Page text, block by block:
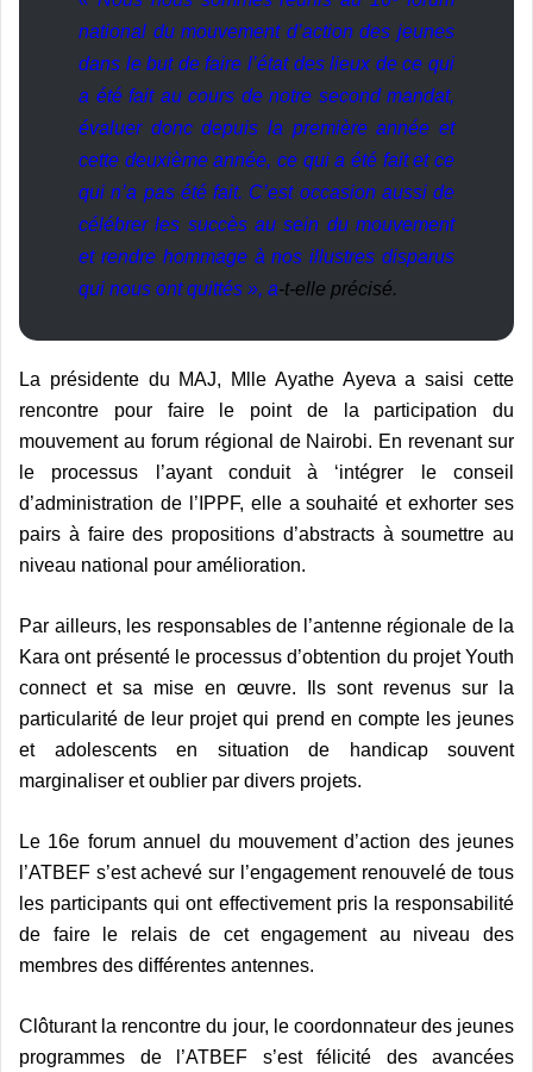
national du mouvement d’action des jeunes
dans le but de faire l’état des lieux de ce qui
a été fait au cours de notre second mandat,
évaluer donc depuis la première année et
cette deuxième année, ce qui a été fait et ce
qui n’a pas été fait. C’est occasion aussi de
célébrer les succès au sein du mouvement
et rendre hommage à nos illustres disparus
qui nous ont quittés », a-t-elle précisé.
La présidente du MAJ, Mlle Ayathe Ayeva a saisi cette
rencontre pour faire le point de la participation du
mouvement au forum régional de Nairobi. En revenant sur
le processus l’ayant conduit à ‘intégrer le conseil
d’administration de l’IPPF, elle a souhaité et exhorter ses
pairs à faire des propositions d’abstracts à soumettre au
niveau national pour amélioration.
Par ailleurs, les responsables de l’antenne régionale de la
Kara ont présenté le processus d’obtention du projet Youth
connect et sa mise en œuvre. Ils sont revenus sur la
particularité de leur projet qui prend en compte les jeunes
et adolescents en situation de handicap souvent
marginaliser et oublier par divers projets.
Le 16e forum annuel du mouvement d’action des jeunes
l’ATBEF s’est achevé sur l’engagement renouvelé de tous
les participants qui ont effectivement pris la responsabilité
de faire le relais de cet engagement au niveau des
membres des différentes antennes.
Clôturant la rencontre du jour, le coordonnateur des jeunes
programmes de l’ATBEF s’est félicité des avancées